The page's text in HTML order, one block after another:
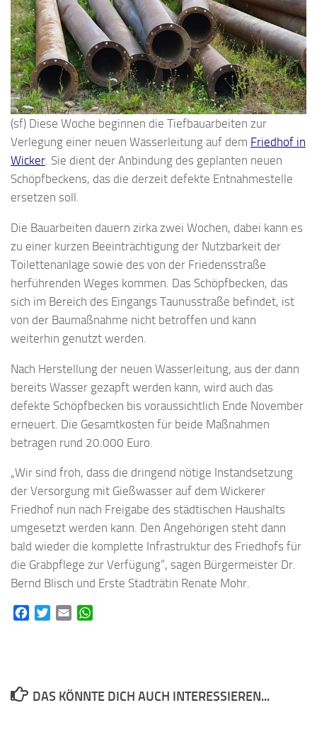
(sf) Diese Woche beginnen die Tiefbauarbeiten zur
Verlegung einer neuen Wasserleitung auf dem Friedhof in
Wicker. Sie dient der Anbindung des geplanten neuen
Schöpfbeckens, das die derzeit defekte Entnahmestelle
ersetzen soll.
Die Bauarbeiten dauern zirka zwei Wochen, dabei kann es
zu einer kurzen Beeinträchtigung der Nutzbarkeit der
Toilettenanlage sowie des von der Friedensstraße
herführenden Weges kommen. Das Schöpfbecken, das
sich im Bereich des Eingangs Taunusstraße befindet, ist
von der Baumaßnahme nicht betroffen und kann
weiterhin genutzt werden.
Nach Herstellung der neuen Wasserleitung, aus der dann
bereits Wasser gezapft werden kann, wird auch das
defekte Schöpfbecken bis voraussichtlich Ende November
erneuert. Die Gesamtkosten für beide Maßnahmen
betragen rund 20.000 Euro.
„Wir sind froh, dass die dringend nötige Instandsetzung
der Versorgung mit Gießwasser auf dem Wickerer
Friedhof nun nach Freigabe des städtischen Haushalts
umgesetzt werden kann. Den Angehörigen steht dann
bald wieder die komplette Infrastruktur des Friedhofs für
die Grabpflege zur Verfügung“, sagen Bürgermeister Dr.
Bernd Blisch und Erste Stadträtin Renate Mohr.
FacebookTwitterEmail
DAS KÖNNTE DICH AUCH INTERESSIEREN...